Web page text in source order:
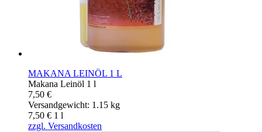
MAKANA LEINÖL 1 L
Makana Leinöl 1 l
7,50 €
Versandgewicht: 1.15 kg
7,50 € 1 l
zzgl. Versandkosten